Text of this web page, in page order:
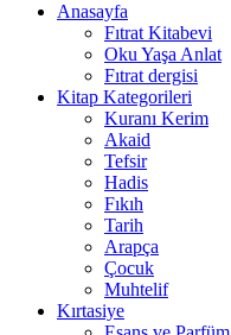
Anasayfa
Fıtrat Kitabevi
Oku Yaşa Anlat
Fıtrat dergisi
Kitap Kategorileri
Kuranı Kerim
Akaid
Tefsir
Hadis
Fıkıh
Tarih
Arapça
Çocuk
Muhtelif
Kırtasiye